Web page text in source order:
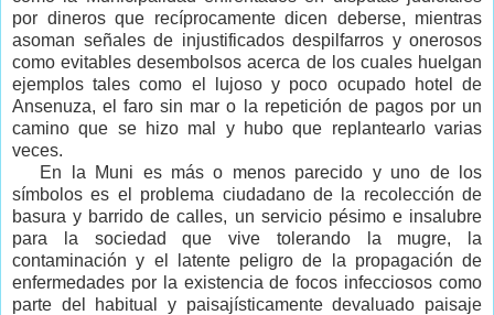
por dineros que recíprocamente dicen deberse, mientras
asoman señales de injustificados despilfarros y onerosos
como evitables desembolsos acerca de los cuales huelgan
ejemplos tales como el lujoso y poco ocupado hotel de
Ansenuza, el faro sin mar o la repetición de pagos por un
camino que se hizo mal y hubo que replantearlo varias
veces.
En la Muni es más o menos parecido y uno de los
símbolos es el problema ciudadano de la recolección de
basura y barrido de calles, un servicio pésimo e insalubre
para la sociedad que vive tolerando la mugre, la
contaminación y el latente peligro de la propagación de
enfermedades por la existencia de focos infecciosos como
parte del habitual y paisajísticamente devaluado paisaje